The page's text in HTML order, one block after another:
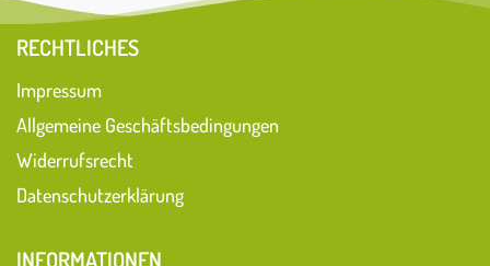
RECHTLICHES
Impressum
Allgemeine Geschäftsbedingungen
Widerrufsrecht
Datenschutzerklärung
INFORMATIONEN